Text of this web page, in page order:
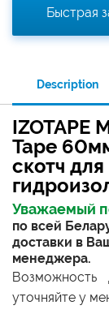
Быстрая
Description
IZOTAPE
Tape
скотч
Уважаемый
по всей
доставки в
менеджера.
уточняйте у